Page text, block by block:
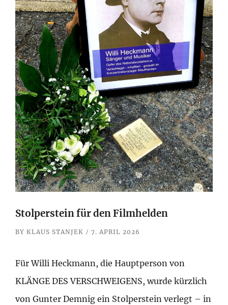
Stolperstein für den Filmhelden
BY KLAUS STANJEK 7. APRIL 2026
Für Willi Heckmann, die Hauptperson von
KLÄNGE DES VERSCHWEIGENS, wurde kürzlich
von Gunter Demnig ein Stolperstein verlegt – in